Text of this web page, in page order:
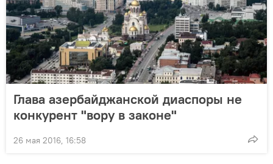
Глава азербайджанской диаспоры не
конкурент "вору в законе"
26 мая 2016, 16:58